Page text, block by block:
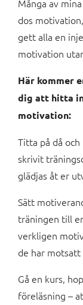
Många av
dos
gett alla en
motivation
Här kommer
dig att hitta
motivation:
Titta på då
skrivit
glädjas åt er
Sätt
träningen till
verkligen
de har
Gå en kurs,
föreläsning –